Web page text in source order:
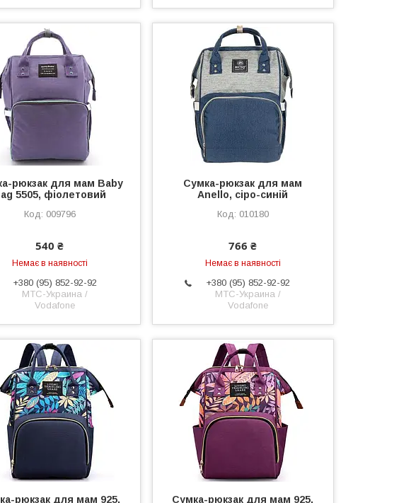
рюкзак для мам Baby
5505, фіолетовий
009796
540 ₴
Немає в наявності
+380 (95) 852-92-92
МТС-Украина /
Vodafone
Сумка-рюкзак для мам
Anello, сіро-синій
010180
766 ₴
Немає в наявності
+380 (95) 852-92-92
МТС-Украина /
Vodafone
рюкзак для мам 925,
Сумка-рюкзак для мам 925,